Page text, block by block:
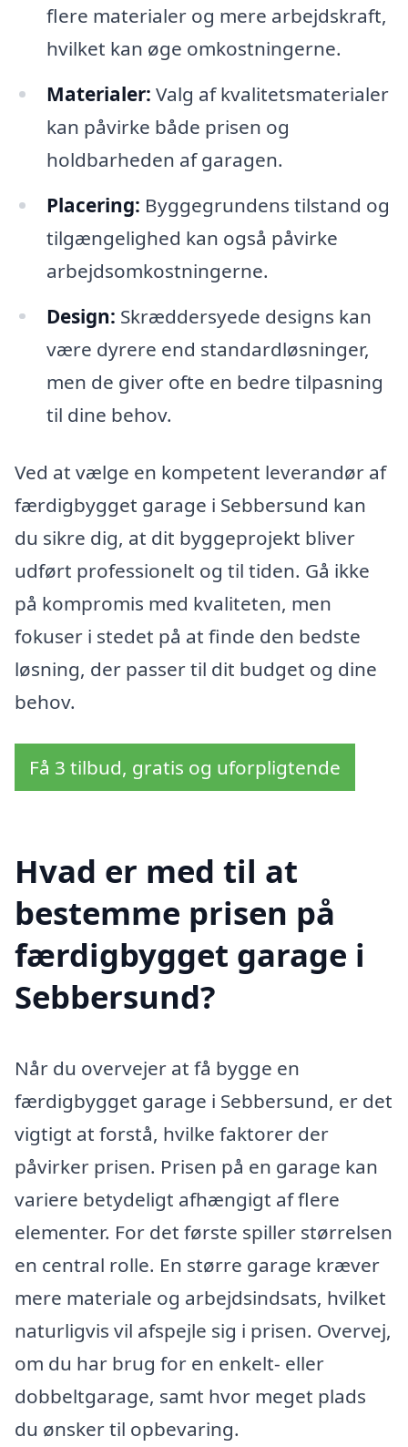
flere materialer og mere arbejdskraft,
hvilket kan øge omkostningerne.
Materialer: Valg af kvalitetsmaterialer
kan påvirke både prisen og
holdbarheden af garagen.
Placering: Byggegrundens tilstand og
tilgængelighed kan også påvirke
arbejdsomkostningerne.
Design: Skræddersyede designs kan
være dyrere end standardløsninger,
men de giver ofte en bedre tilpasning
til dine behov.
Ved at vælge en kompetent leverandør af
færdigbygget garage i Sebbersund kan
du sikre dig, at dit byggeprojekt bliver
udført professionelt og til tiden. Gå ikke
på kompromis med kvaliteten, men
fokuser i stedet på at finde den bedste
løsning, der passer til dit budget og dine
behov.
Få 3 tilbud, gratis og uforpligtende
Hvad er med til at
bestemme prisen på
færdigbygget garage i
Sebbersund?
Når du overvejer at få bygge en
færdigbygget garage i Sebbersund, er det
vigtigt at forstå, hvilke faktorer der
påvirker prisen. Prisen på en garage kan
variere betydeligt afhængigt af flere
elementer. For det første spiller størrelsen
en central rolle. En større garage kræver
mere materiale og arbejdsindsats, hvilket
naturligvis vil afspejle sig i prisen. Overvej,
om du har brug for en enkelt- eller
dobbeltgarage, samt hvor meget plads
du ønsker til opbevaring.